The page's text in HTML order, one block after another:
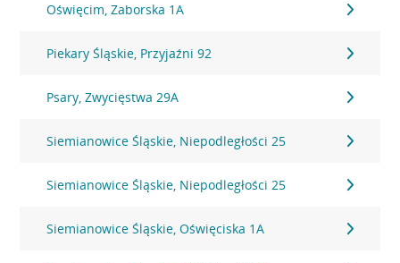
Oświęcim, Zaborska 1A
Piekary Śląskie, Przyjaźni 92
Psary, Zwycięstwa 29A
Siemianowice Śląskie, Niepodległości 25
Siemianowice Śląskie, Niepodległości 25
Siemianowice Śląskie, Oświęciska 1A